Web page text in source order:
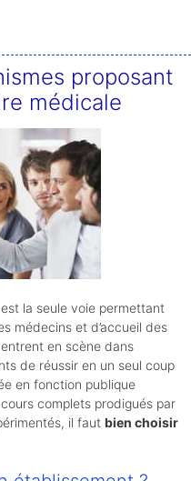
proposant
médicale
est la seule voie permettant
médecins et d’accueil des
en scène dans
de réussir en un seul coup
en fonction publique
complets prodigués par
il faut bien choisir